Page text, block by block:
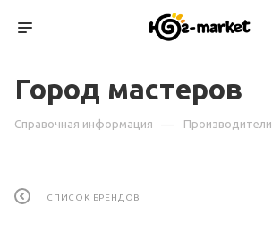
Город мастеров
Справочная информация — Производители
СПИСОК БРЕНДОВ